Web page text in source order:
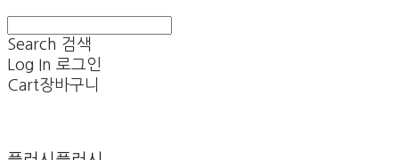
Search 검색
Log In 로그인
Cart장바구니